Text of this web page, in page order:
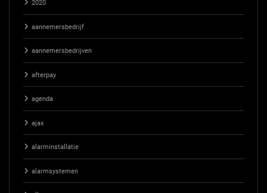
2020
aannemersbedrijf
aannemersbedrijven
afterpay
agenda
ajax
alarminstallatie
alarmsystemen